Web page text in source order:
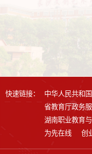
快速链接： 中华人民共和
省教育厅政务
湖南职业教育
为先在线
创